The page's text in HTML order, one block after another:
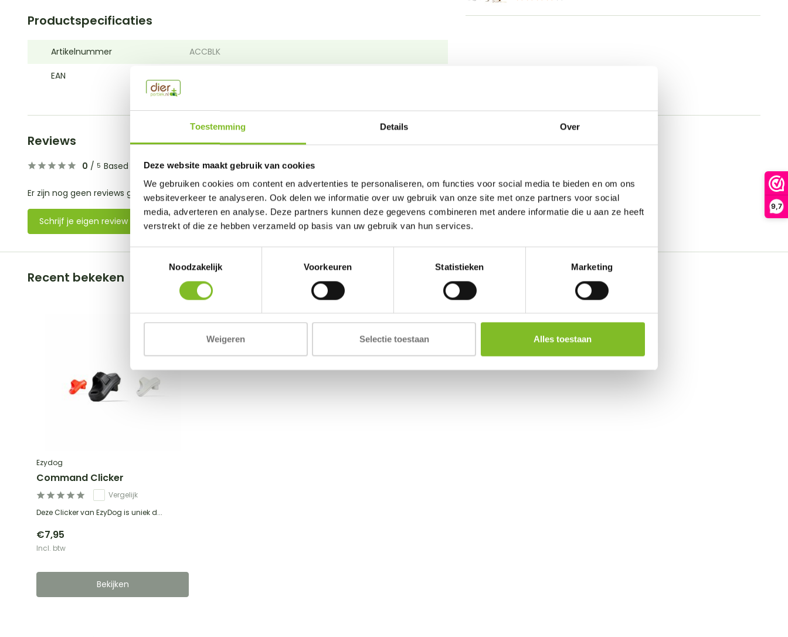
Toestemming Details Over
Deze website maakt gebruik van cookies
We gebruiken cookies om content en advertenties te personaliseren, om functies voor social media te bieden en om ons
websiteverkeer te analyseren. Ook delen we informatie over uw gebruik van onze site met onze partners voor social
media, adverteren en analyse. Deze partners kunnen deze gegevens combineren met andere informatie die u aan ze heeft
verstrekt of die ze hebben verzameld op basis van uw gebruik van hun services.
Toestemmingsselectie
Noodzakelijk
Voorkeuren Statistieken Marketing
Weigeren Selectie toestaan Alles toestaan
9,7
Productspecificaties
Artikelnummer ACCBLK
EAN
Reviews
0 / 5 Based on 0 reviews
Er zijn nog geen reviews geschreven over dit product..
Schrijf je eigen review
Recent bekeken
Ezydog
Command Clicker
Vergelijk
Deze Clicker van EzyDog is uniek d...
€7,95
Incl. btw
Bekijken